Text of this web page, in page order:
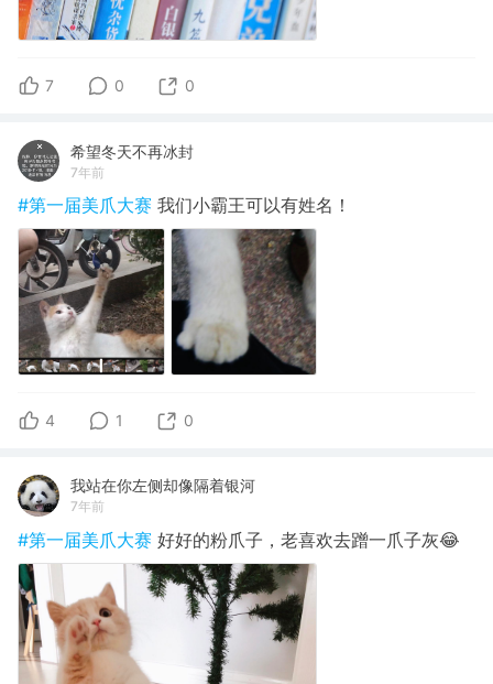
7 0 0
希望冬天不再冰封
7年前
#第一届美爪大赛 我们小霸王可以有姓名！
4 1 0
我站在你左侧却像隔着银河
7年前
#第一届美爪大赛 好好的粉爪子，老喜欢去蹭一爪子灰😂